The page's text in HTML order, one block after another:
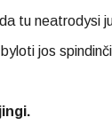
tu neatrodysi
jos